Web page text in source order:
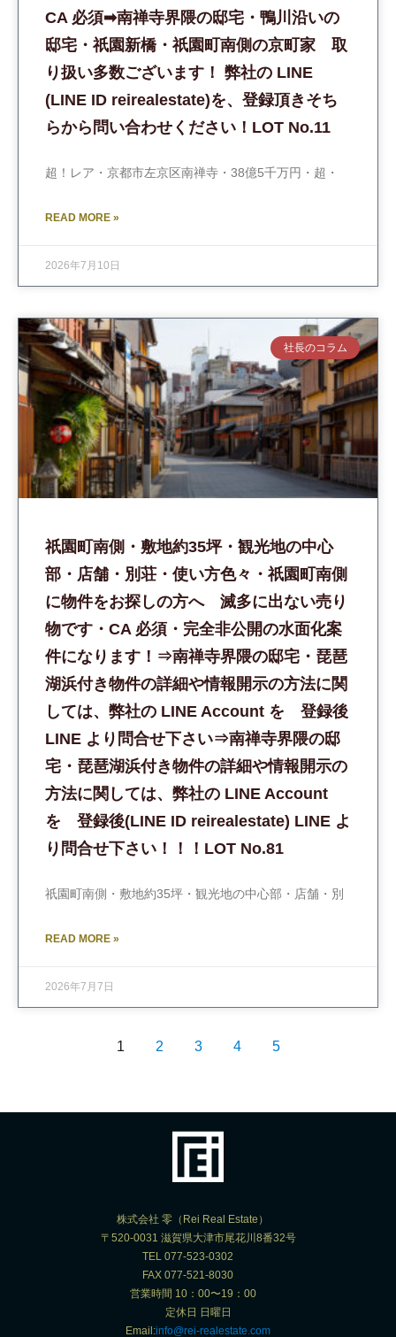
CA 必須➡︎南禅寺界隈の邸宅・鴨川沿いの
邸宅・祇園新橋・祇園町南側の京町家 取
り扱い多数ございます！ 弊社の LINE
(LINE ID reirealestate)を、登録頂きそち
らから問い合わせください！LOT No.11
超！レア・京都市左京区南禅寺・38億5千万円・超・
READ MORE »
2026年7月10日
社長のコラム
祇園町南側・敷地約35坪・観光地の中心
部・店舗・別荘・使い方色々・祇園町南側
に物件をお探しの方へ 滅多に出ない売り
物です・CA 必須・完全非公開の水面化案
件になります！⇒南禅寺界隈の邸宅・琵琶
湖浜付き物件の詳細や情報開示の方法に関
しては、弊社の LINE Account を 登録後
LINE より問合せ下さい⇒南禅寺界隈の邸
宅・琵琶湖浜付き物件の詳細や情報開示の
方法に関しては、弊社の LINE Account
を 登録後(LINE ID reirealestate) LINE よ
り問合せ下さい！！！LOT No.81
祇園町南側・敷地約35坪・観光地の中心部・店舗・別
READ MORE »
2026年7月7日
1 2 3 4 5
株式会社 零（Rei Real Estate）
〒520-0031 滋賀県大津市尾花川8番32号
TEL 077-523-0302
FAX 077-521-8030
営業時間 10：00〜19：00
定休日 日曜日
Email:info@rei-realestate.com